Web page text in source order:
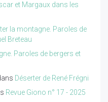
et Margaux dans les
la montagne. Paroles de
Breteau
Paroles de bergers et
Déserter de René Frégni
Revue Giono n° 17 - 2025